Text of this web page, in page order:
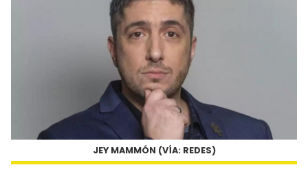
JEY MAMMÓN (VÍA: REDES)